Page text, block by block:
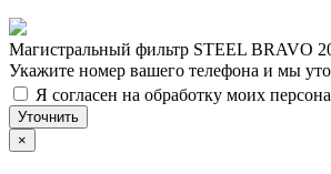
Магистральный фильтр STEEL BRAVO
Укажите номер вашего телефона и мы
Я согласен на обработку моих
Уточнить
×